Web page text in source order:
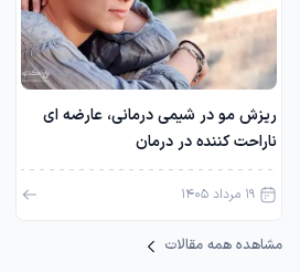
ریزش مو در شیمی درمانی، عارضه ای
ناراحت کننده در درمان
19 مرداد 1405
مشاهده همه مقالات